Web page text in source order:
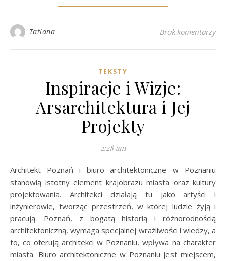
Tatiana Brak komentarzy
TEKSTY
Inspiracje i Wizje:
Arsarchitektura i Jej
Projekty
2:28 am
Architekt Poznań i biuro architektoniczne w Poznaniu
stanowią istotny element krajobrazu miasta oraz kultury
projektowania. Architekci działają tu jako artyści i
inżynierowie, tworząc przestrzeń, w której ludzie żyją i
pracują. Poznań, z bogatą historią i różnorodnością
architektoniczną, wymaga specjalnej wrażliwości i wiedzy, a
to, co oferują architekci w Poznaniu, wpływa na charakter
miasta. Biuro architektoniczne w Poznaniu jest miejscem,